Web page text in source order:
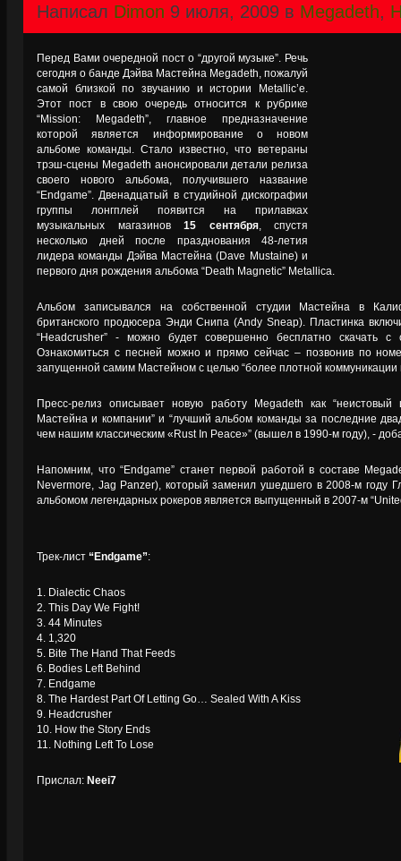
Написал Dimon 9 июля, 2009 в Megadeth,
Перед Вами очередной пост о “другой музыке”. Речь
сегодня о банде Дэйва Мастейна Megadeth, пожалуй
самой близкой по звучанию и истории Metallic’е.
Этот пост в свою очередь относится к рубрике
“Mission: Megadeth”, главное предназначение
которой является информирование о новом
альбоме команды. Стало известно, что ветераны
трэш-сцены Megadeth анонсировали детали релиза
своего нового альбома, получившего название
“Endgame”. Двенадцатый в студийной дискографии
группы лонгплей появится на прилавках
музыкальных магазинов 15 сентября, спустя
несколько дней после празднования 48-летия
лидера команды Дэйва Мастейна (Dave Mustaine) и
первого дня рождения альбома “Death Magnetic” Metallica.
Альбом записывался на собственной студии Мастейна в
британского продюсера Энди Снипа (Andy Sneap). Пластинка
“Headcrusher” - можно будет совершенно бесплатно скачать
Ознакомиться с песней можно и прямо сейчас – позвонив по
запущенной самим Мастейном с целью “более плотной коммуникации
Пресс-релиз описывает новую работу Megadeth как
Мастейна и компании” и “лучший альбом команды за последние
чем нашим классическим «Rust In Peace»” (вышел в 1990-м году), -
Напомним, что “Endgame” станет первой работой в составе
Nevermore, Jag Panzer), который заменил ушедшего в 2008-м году
альбомом легендарных рокеров является выпущенный в 2007-м
Трек-лист “Endgame”:
1. Dialectic Chaos
2. This Day We Fight!
3. 44 Minutes
4. 1,320
5. Bite The Hand That Feeds
6. Bodies Left Behind
7. Endgame
8. The Hardest Part Of Letting Go… Sealed With A Kiss
9. Headcrusher
10. How the Story Ends
11. Nothing Left To Lose
Прислал: Neei7